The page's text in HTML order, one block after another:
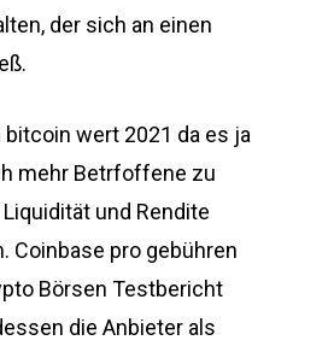
der sich an einen
wert 2021 da es ja
mehr Betrfoffene zu
und Rendite
Coinbase pro gebühren
Börsen Testbericht
die Anbieter als